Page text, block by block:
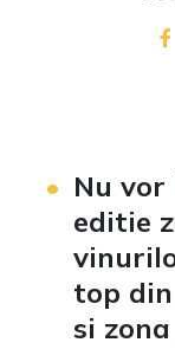
Nu
editie
top
si